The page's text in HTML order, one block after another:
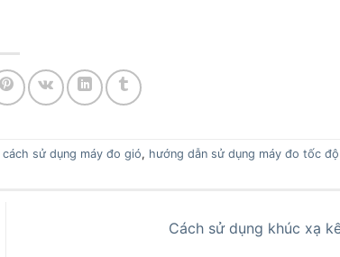
cách sử dụng máy đo gió, hướng dẫn sử dụng máy đo tốc
Cách sử dụng khúc xạ